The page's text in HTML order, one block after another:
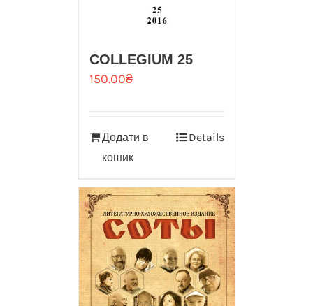
COLLEGIUM 25
150.00₴
Додати в
кошик
Details